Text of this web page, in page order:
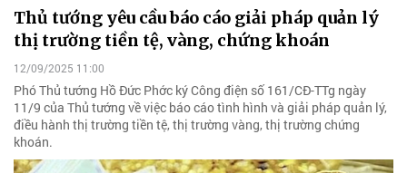
Thủ tướng yêu cầu báo cáo giải pháp quản lý
thị trường tiền tệ, vàng, chứng khoán
12/09/2025 11:00
Phó Thủ tướng Hồ Đức Phớc ký Công điện số 161/CĐ-TTg ngày
11/9 của Thủ tướng về việc báo cáo tình hình và giải pháp quản lý,
điều hành thị trường tiền tệ, thị trường vàng, thị trường chứng
khoán.